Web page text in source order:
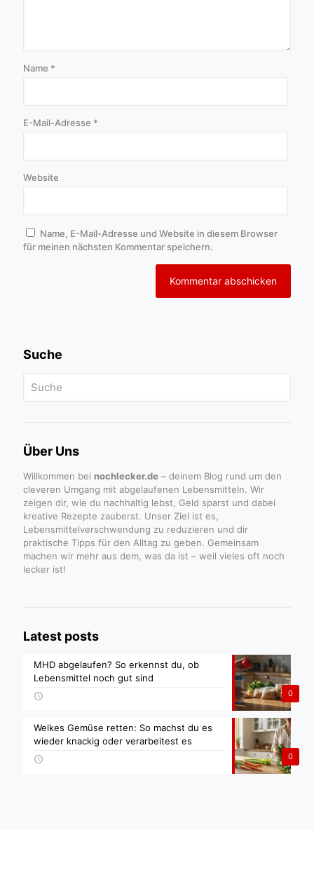
Name *
E-Mail-Adresse *
Website
Name, E-Mail-Adresse und Website in diesem Browser
für meinen nächsten Kommentar speichern.
Suche
Über Uns
Willkommen bei nochlecker.de – deinem Blog rund um den
cleveren Umgang mit abgelaufenen Lebensmitteln. Wir
zeigen dir, wie du nachhaltig lebst, Geld sparst und dabei
kreative Rezepte zauberst. Unser Ziel ist es,
Lebensmittelverschwendung zu reduzieren und dir
praktische Tipps für den Alltag zu geben. Gemeinsam
machen wir mehr aus dem, was da ist – weil vieles oft noch
lecker ist!
Latest posts
0
MHD abgelaufen? So erkennst du, ob
Lebensmittel noch gut sind
0
Welkes Gemüse retten: So machst du es
wieder knackig oder verarbeitest es